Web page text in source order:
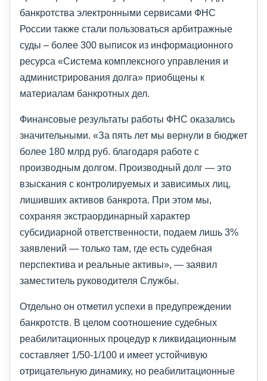
банкротства электронными сервисами ФНС
России также стали пользоваться арбитражные
суды – более 300 выписок из информационного
ресурса «Система комплексного управления и
администрирования долга» приобщены к
материалам банкротных дел.
Финансовые результаты работы ФНС оказались
значительными. «За пять лет мы вернули в бюджет
более 180 млрд руб. благодаря работе с
производным долгом. Производный долг — это
взыскания с контролируемых и зависимых лиц,
лишивших активов банкрота. При этом мы,
сохраняя экстраординарный характер
субсидиарной ответственности, подаем лишь 3%
заявлений — только там, где есть судебная
перспектива и реальные активы», — заявил
заместитель руководителя Службы.
Отдельно он отметил успехи в предупреждении
банкротств. В целом соотношение судебных
реабилитационных процедур к ликвидационным
составляет 1/50-1/100 и имеет устойчивую
отрицательную динамику, но реабилитационные